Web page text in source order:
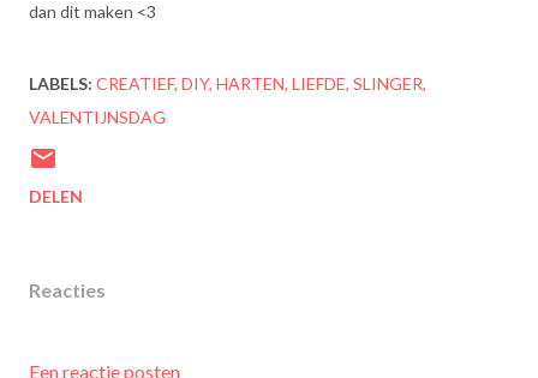
dan dit maken <3
LABELS: CREATIEF DIY HARTEN LIEFDE SLINGER
VALENTIJNSDAG
DELEN
Reacties
Een reactie posten